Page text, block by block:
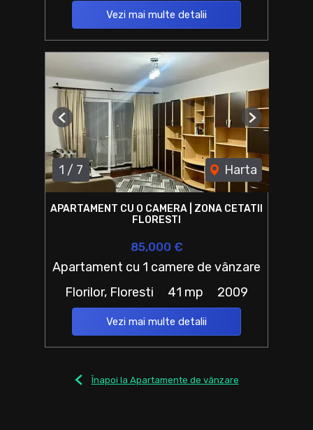
Vezi mai multe detalii
1 / 7 Harta
Previous Next
APARTAMENT CU O CAMERA | ZONA CETATII
FLORESTI
85,000 €
Apartament cu 1 camere de vânzare
Florilor, Floresti
41 mp 2009
Vezi mai multe detalii
Înapoi la Apartamente de vânzare